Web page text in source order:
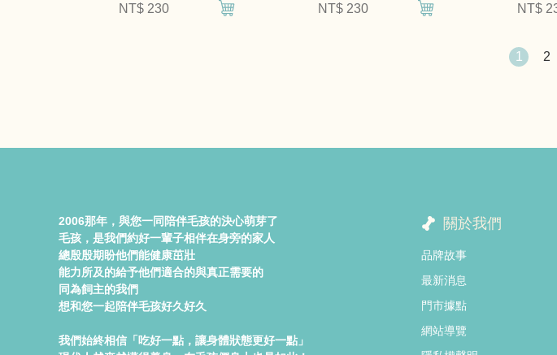
NT$ 230
NT$ 230
NT$
1 2
2006那年，與您一同陪伴毛孩的決心萌芽了
毛孩，是我們約好一輩子相伴在身旁的家人
總殷殷期盼他們能健康茁壯
能力所及的給予他們適合的與真正需要的
同為飼主的我們
想和您一起陪伴毛孩好久好久
我們始終相信「吃好一點，讓身體狀態更好一點」
關於我們
品牌故事
最新消息
門市據點
網站導覽